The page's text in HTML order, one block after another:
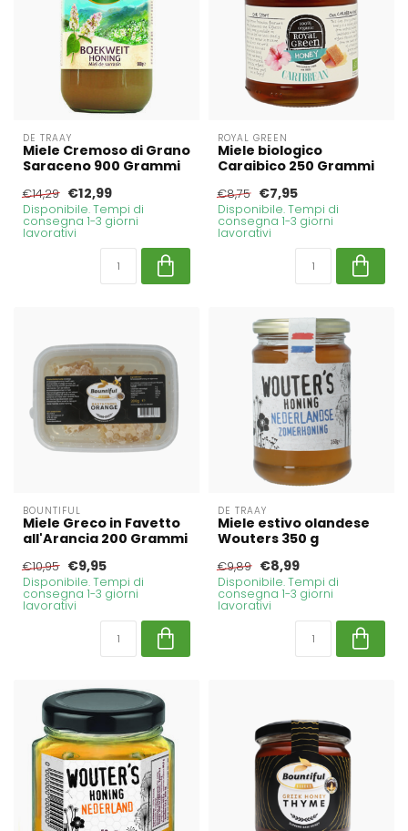
DE TRAAY
Miele Cremoso di Grano
Saraceno 900 Grammi
€14,29 €12,99
Disponibile. Tempi di
consegna 1-3 giorni
lavorativi
ROYAL GREEN
Miele biologico
Caraibico 250 Grammi
€8,75 €7,95
Disponibile. Tempi di
consegna 1-3 giorni
lavorativi
BOUNTIFUL
Miele Greco in Favetto
all'Arancia 200 Grammi
€10,95 €9,95
Disponibile. Tempi di
consegna 1-3 giorni
lavorativi
DE TRAAY
Miele estivo olandese
Wouters 350 g
€9,89 €8,99
Disponibile. Tempi di
consegna 1-3 giorni
lavorativi